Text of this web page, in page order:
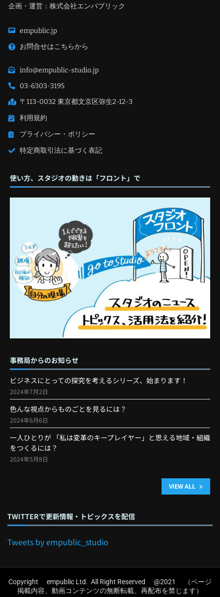
企画・運営：株式会社エンパブリック
empublic.jp
お問合せはこちらから
info@empublic-studio.jp
03-6303-3195
〒113-0032 東京都文京区弥生2-12-3
利用規約
プライバシー・ポリシー
特定商取引法に基づく表記
使い方、スタジオの動きは「フロント」で
事務局からのお知らせ
ビジネスにとっての探究を考えるシリーズ、始まります！
2024年7月2日
色んな視点からものごとを見るには？
2024年6月6日
一人ひとりが 「私は変革のキープレイヤー」と思える地域・組織
をつくるには？
2024年5月8日
VIEW ALL
TWITTERで更新情報・トピックスを配信
Tweets by empublic_studio
Copyright empublic Ltd. All Right Reserved @2021 （ページ
掲載内容、動画コンテンツの無断転載、再配布を禁じます）